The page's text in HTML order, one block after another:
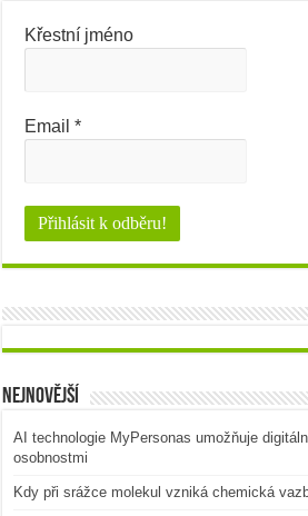
Křestní jméno
Email*
Nejnovější
AI technologie MyPersonas umožňuje
osobnostmi
Kdy při srážce molekul vzniká chemická